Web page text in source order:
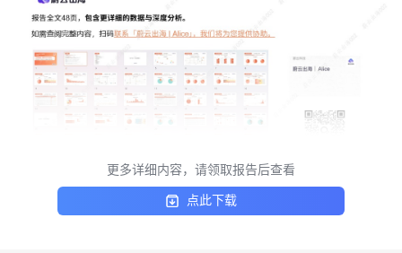
更多详细内容，请领取报告后查看
点此下载